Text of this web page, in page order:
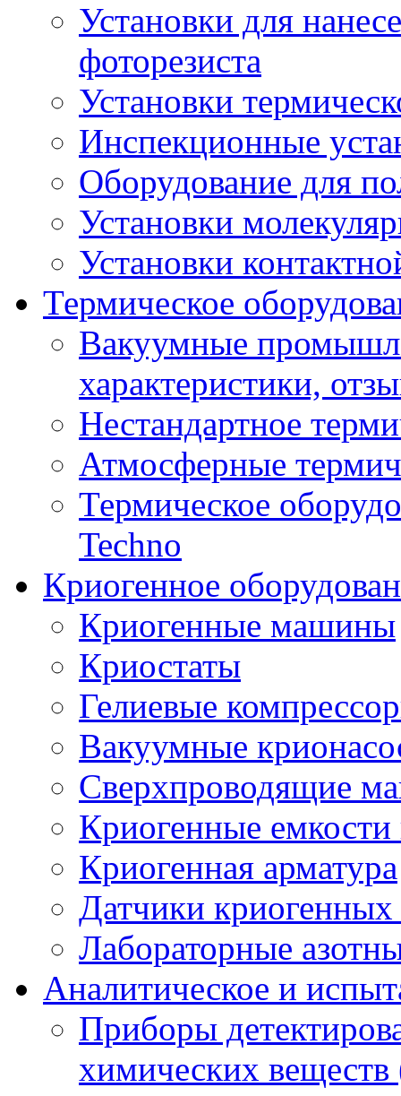
Установки для
фоторезиста
Установки
Инспекционные
Оборудование для
Установки
Установки
Термическое
Вакуумные
характеристики,
Нестандартное
Атмосферные
Термическое
Techno
Криогенное
Криогенные машины
Криостаты
Гелиевые
Вакуумные
Сверхпроводящие
Криогенные
Криогенная арматура
Датчики криогенных
Лабораторные
Аналитическое и
Приборы
химических